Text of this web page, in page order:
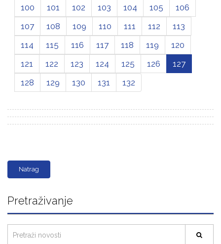
100
101 102 103 104 105
106
107
108 109 110 111 112
113
114
115 116 117 118 119
120
121
122 123 124 125 126
127
128
129 130 131 132
Natrag
Pretraživanje